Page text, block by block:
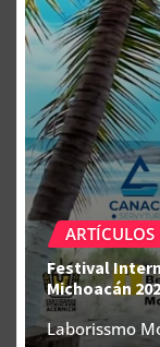
ARTÍCULOS
Festival
Michoacán
Laborissmo